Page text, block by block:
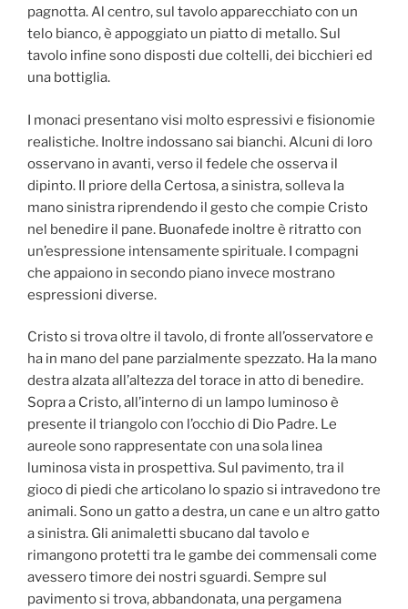
pagnotta. Al centro, sul tavolo apparecchiato con un
telo bianco, è appoggiato un piatto di metallo. Sul
tavolo infine sono disposti due coltelli, dei bicchieri ed
una bottiglia.
I monaci presentano visi molto espressivi e fisionomie
realistiche. Inoltre indossano sai bianchi. Alcuni di loro
osservano in avanti, verso il fedele che osserva il
dipinto. Il priore della Certosa, a sinistra, solleva la
mano sinistra riprendendo il gesto che compie Cristo
nel benedire il pane. Buonafede inoltre è ritratto con
un’espressione intensamente spirituale. I compagni
che appaiono in secondo piano invece mostrano
espressioni diverse.
Cristo si trova oltre il tavolo, di fronte all’osservatore e
ha in mano del pane parzialmente spezzato. Ha la mano
destra alzata all’altezza del torace in atto di benedire.
Sopra a Cristo, all’interno di un lampo luminoso è
presente il triangolo con l’occhio di Dio Padre. Le
aureole sono rappresentate con una sola linea
luminosa vista in prospettiva. Sul pavimento, tra il
gioco di piedi che articolano lo spazio si intravedono tre
animali. Sono un gatto a destra, un cane e un altro gatto
a sinistra. Gli animaletti sbucano dal tavolo e
rimangono protetti tra le gambe dei commensali come
avessero timore dei nostri sguardi. Sempre sul
pavimento si trova, abbandonata, una pergamena